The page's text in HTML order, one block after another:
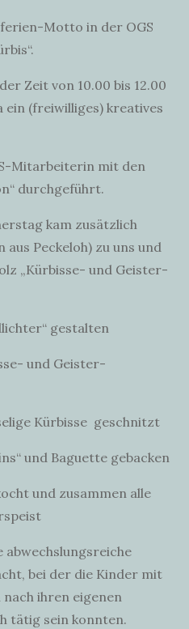
Motto in der OGS
Zeit von 10.00 bis 12.00
ein (freiwilliges) kreatives
Mitarbeiterin mit den
durchgeführt.
kam zusätzlich
Peckeloh) zu uns und
„Kürbisse- und Geister-
gestalten
und Geister-
Kürbisse geschnitzt
und Baguette gebacken
und zusammen alle
abwechslungsreiche
bei der die Kinder mit
ihren eigenen
tätig sein konnten.